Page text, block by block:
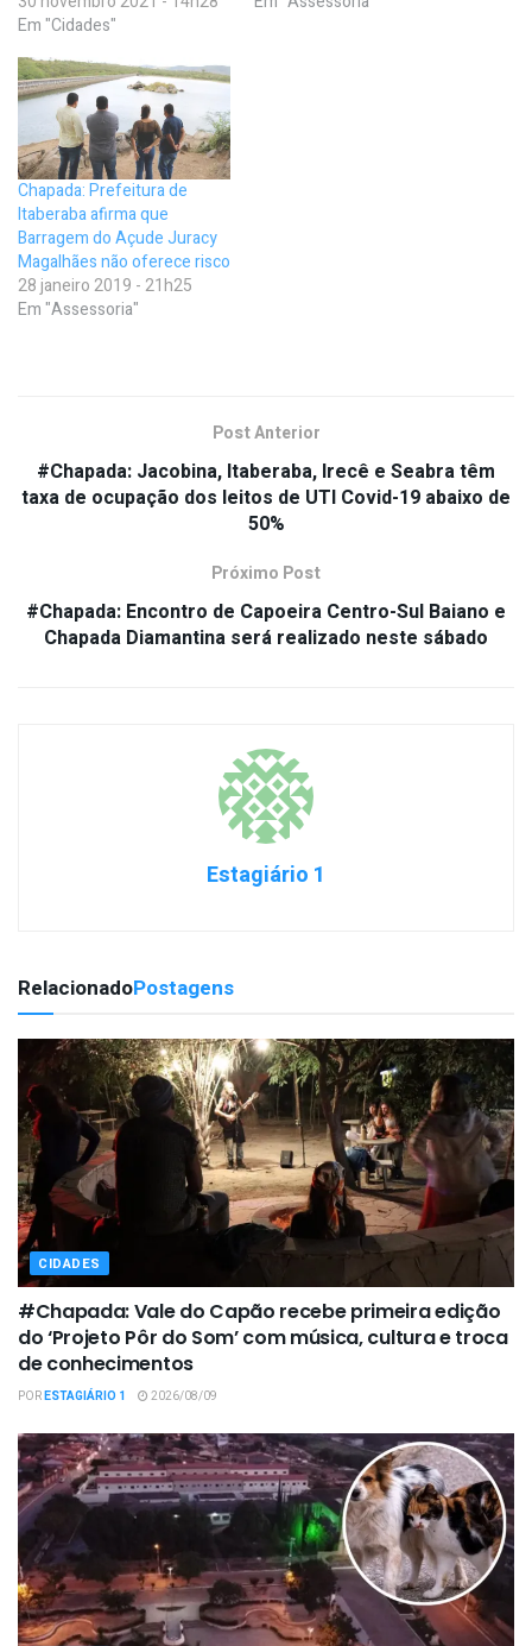
Em "Cidades"
Chapada: Prefeitura de
Itaberaba afirma que
Barragem do Açude Juracy
Magalhães não oferece risco
28 janeiro 2019 - 21h25
Em "Assessoria"
Post Anterior
#Chapada: Jacobina, Itaberaba, Irecê e Seabra têm
taxa de ocupação dos leitos de UTI Covid-19 abaixo de
50%
Próximo Post
#Chapada: Encontro de Capoeira Centro-Sul Baiano e
Chapada Diamantina será realizado neste sábado
Estagiário 1
RelacionadoPostagens
CIDADES
#Chapada: Vale do Capão recebe primeira edição
do ‘Projeto Pôr do Som’ com música, cultura e troca
de conhecimentos
PORESTAGIÁRIO 1 2026/08/09